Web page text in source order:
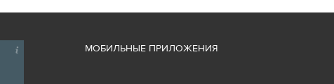
МОБИЛЬНЫЕ ПРИЛОЖЕНИЯ